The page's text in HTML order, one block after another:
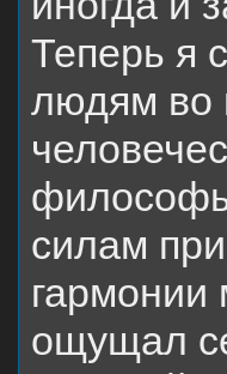
Теперь я
людям во
силам
гармонии
ощущал